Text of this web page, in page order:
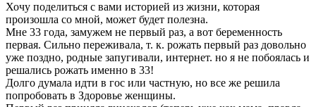
Хочу поделиться с вами историей из жизни, которая
произошла со мной, может будет полезна.
Мне 33 года, замужем не первый раз, а вот беременность
первая. Сильно переживала, т. к. рожать первый раз довольно
уже поздно, родные запугивали, интернет. но я не побоялась и
решались рожать именно в 33!
Долго думала идти в гос или частную, но все же решила
попробовать в Здоровье женщины.